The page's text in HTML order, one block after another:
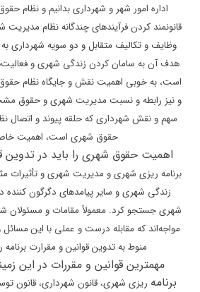
اداره امور شهر و شهرداری بدانیم و نظام
قانونمند کردن فرآیندهای چندگانه نظام مدیریت
وظایف و تکالیف متقابل و دو سویه شهرداری
هدف آن به سامان کردن زندگی شهری و
است، به خوبی اهمیت نقش و جایگاه نظام
و نیز رابطه و نسبت مدیریت شهری و حقوق
سهم و نقش شهرداری که حلقه پیوند و اتصال
حقوق شهری است، اهمیت
اهمیت حقوق شهری را باید در تدوین
برنامه ریزی شهری و مدیریت شهری و تأثیرات
زندگی شهری و سایر پیامدهای دگرگون کننده
شهری جستجوکرد. معمولاً مقامات و مسئولان
مواجه‌اند که مقابله درست و عملی با این
منوط به تدوین قوانین و مقرارت برنامه
مهمترین قوانین و مقررات در این
برنامه ریزی شهری، قانون شهرداری، قانون